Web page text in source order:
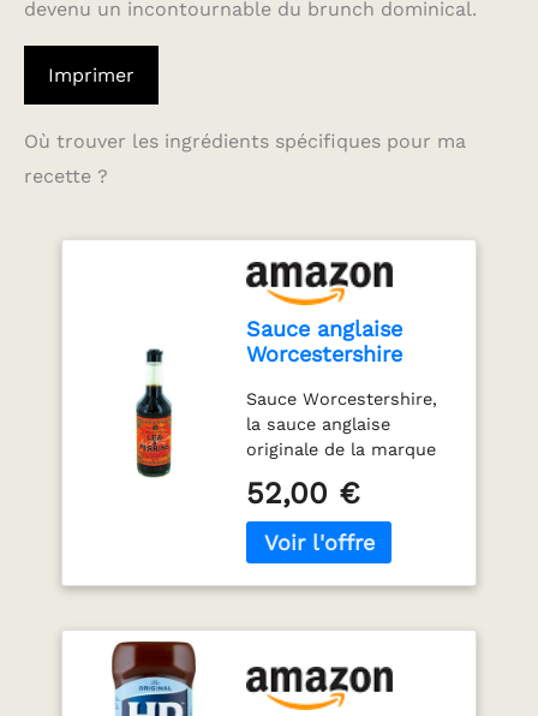
devenu un incontournable du brunch dominical.
Imprimer
Où trouver les ingrédients spécifiques pour ma
recette ?
Sauce anglaise
Worcestershire
(Lot de 4
bouteilles)
Sauce Worcestershire,
la sauce anglaise
originale de la marque
l'unité ou par lot de 2,
4, ou 12 bouteilles à
prix dégressifs (choisir
vinaigre de malt,
vinaigre d'alcool,
52,00 €